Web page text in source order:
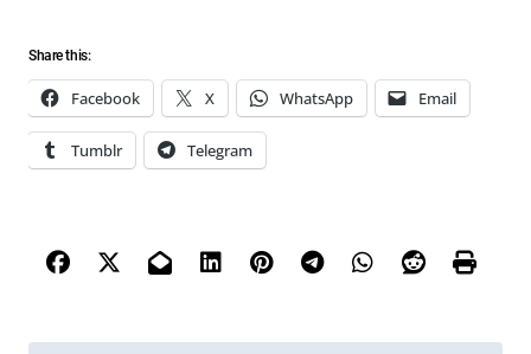
Share this:
Facebook X WhatsApp Email
Tumblr Telegram